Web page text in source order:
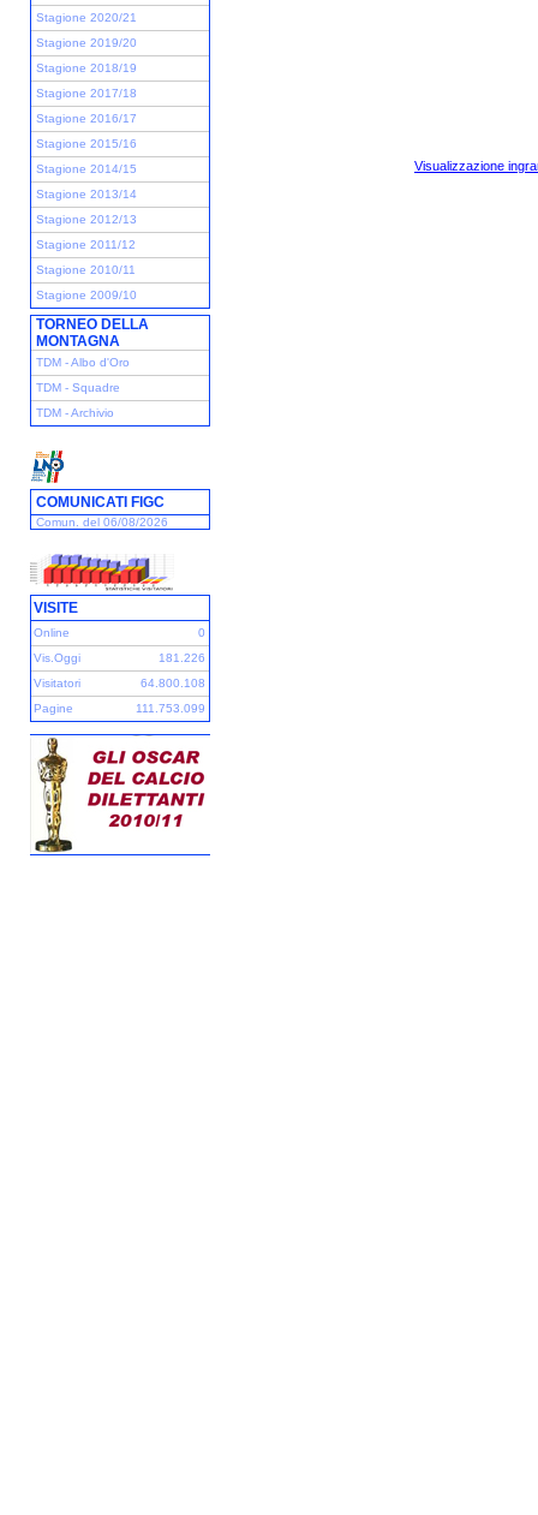
Stagione 2020/21
Stagione 2019/20
Stagione 2018/19
Stagione 2017/18
Stagione 2016/17
Stagione 2015/16
Stagione 2014/15
Stagione 2013/14
Stagione 2012/13
Stagione 2011/12
Stagione 2010/11
Stagione 2009/10
TORNEO DELLA
MONTAGNA
TDM - Albo d'Oro
TDM - Squadre
TDM - Archivio
COMUNICATI FIGC
Comun. del 06/08/2026
VISITE
Online
0
Vis.Oggi
181.226
Visitatori
64.800.108
Pagine
111.753.099
Visualizzazione